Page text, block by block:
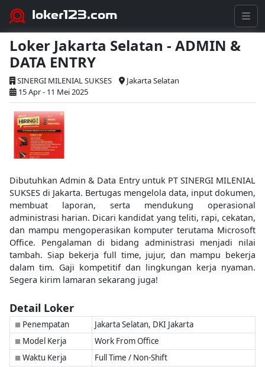
loker123.com
Loker Jakarta Selatan - ADMIN &
DATA ENTRY
SINERGI MILENIAL SUKSES
Jakarta Selatan
15 Apr - 11 Mei 2025
Dibutuhkan Admin & Data Entry untuk PT SINERGI MILENIAL
SUKSES di Jakarta. Bertugas mengelola data, input dokumen,
membuat laporan, serta mendukung operasional
administrasi harian. Dicari kandidat yang teliti, rapi, cekatan,
dan mampu mengoperasikan komputer terutama Microsoft
Office. Pengalaman di bidang administrasi menjadi nilai
tambah. Siap bekerja full time, jujur, dan mampu bekerja
dalam tim. Gaji kompetitif dan lingkungan kerja nyaman.
Segera kirim lamaran sekarang juga!
Detail Loker
■ Penempatan Jakarta Selatan, DKI Jakarta
■ Model Kerja Work From Office
■ Waktu Kerja Full Time / Non-Shift